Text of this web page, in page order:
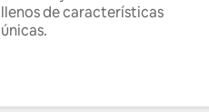
llenos de características
únicas.